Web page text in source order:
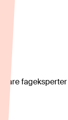
Våre fageksperter